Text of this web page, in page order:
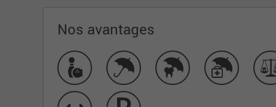
Nos avantages